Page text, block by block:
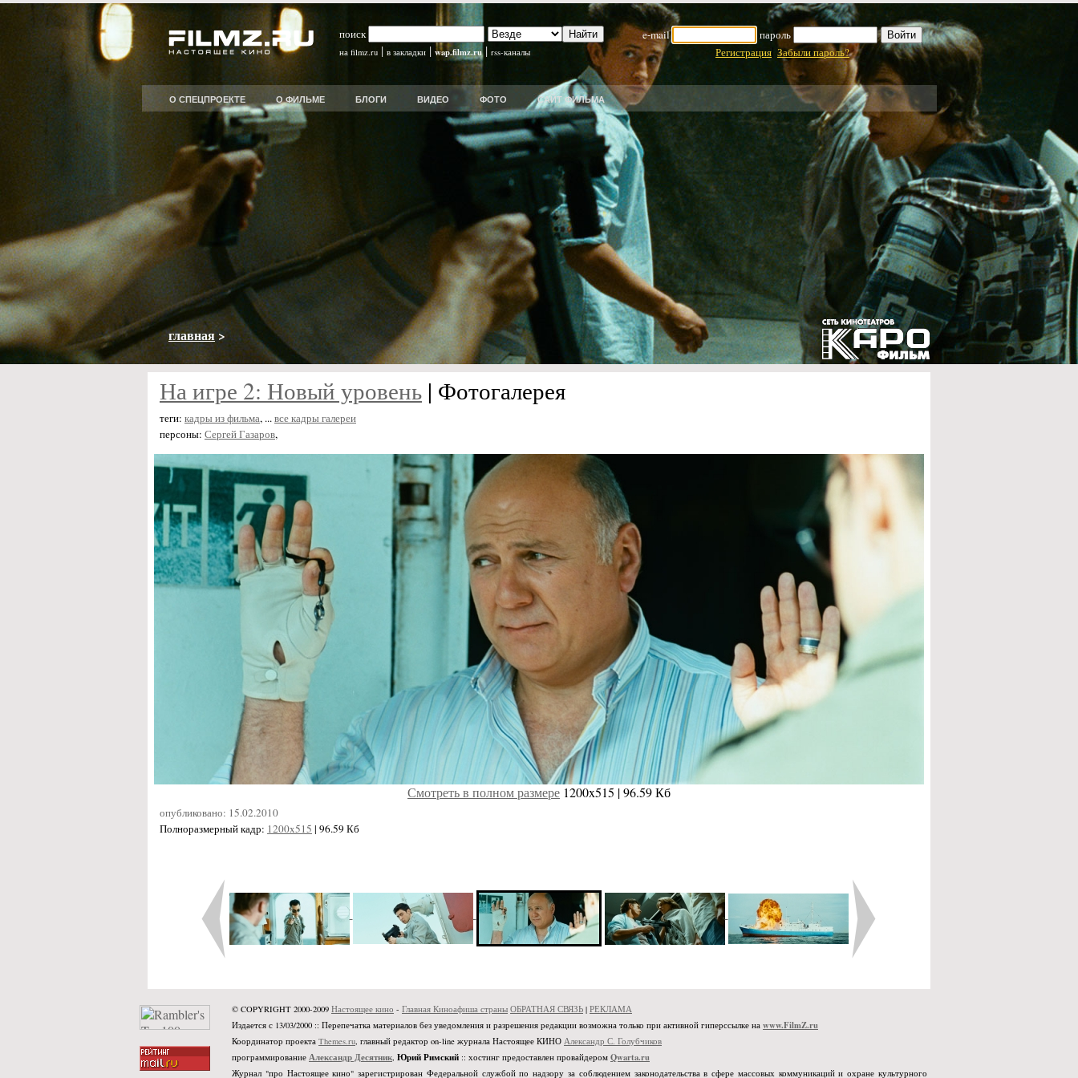
поиск
на filmz.ru| в закладки| wap.filmz.ru| rss-каналы
e-mail
пароль
Регистрация Забыли пароль?
О СПЕЦПРОЕКТЕ О ФИЛЬМЕ БЛОГИ ВИДЕО ФОТО САЙТ ФИЛЬМА
главная>
На игре 2: Новый уровень | Фотогалерея
теги: кадры из фильма, ...все кадры галереи
персоны: Сергей Газаров,
Смотреть в полном размере 1200x515 | 96.59 Кб
опубликовано: 15.02.2010
Полноразмерный кадр: 1200x515 | 96.59 Кб
© COPYRIGHT 2000-2009 Настоящее кино - Главная Киноафиша страны ОБРАТНАЯ СВЯЗЬ | РЕКЛАМА
Издается с 13/03/2000 :: Перепечатка материалов без уведомления и разрешения редакции возможна только при активной гиперссылке на www.FilmZ.ru
Координатор проекта Themes.ru, главный редактор on-line журнала Настоящее КИНО Александр С. Голубчиков
программирование Александр Десятник, Юрий Римский :: хостинг предоставлен провайдером Qwarta.ru
Журнал "про Настоящее кино" зарегистрирован Федеральной службой по надзору за соблюдением законодательства в сфере массовых коммуникаций и охране культурного